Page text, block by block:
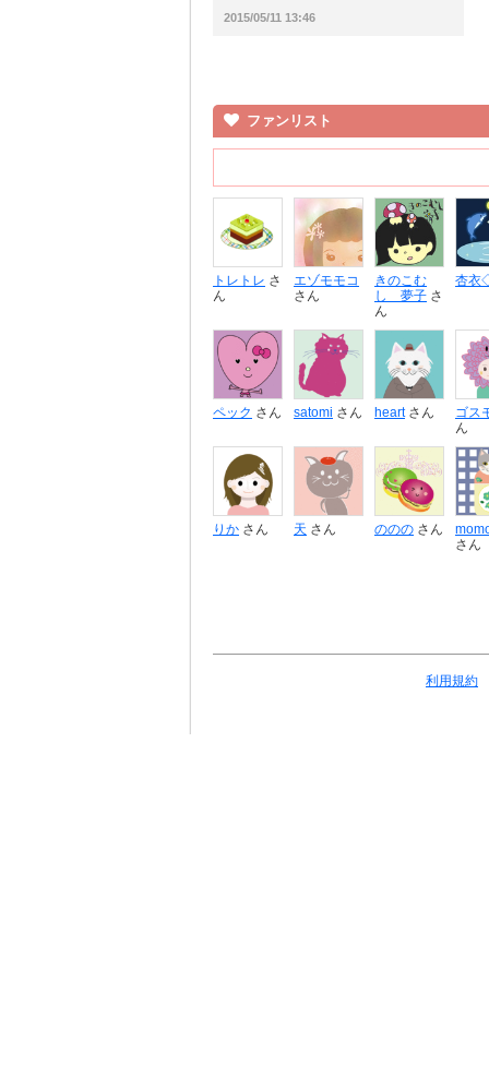
2015/05/11 13:46
ファンリスト
トレトレ さ
ん
エゾモモコ
さん
きのこむ
し 夢子 さ
ん
杏衣
ペック さん satomi さん heartさん
ゴス
ん
りか さん 天 さん ののの さん
さん
利用規約